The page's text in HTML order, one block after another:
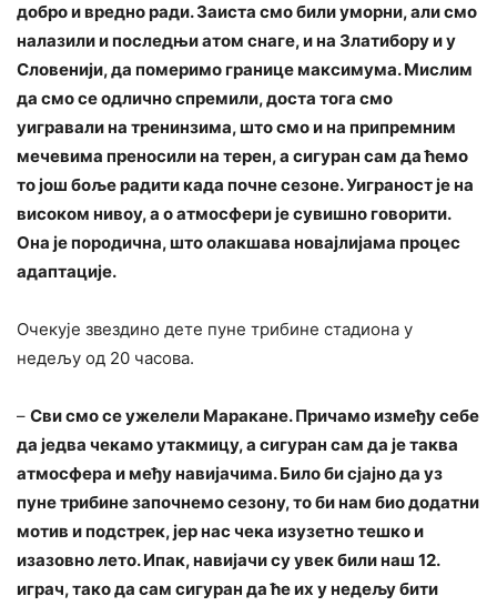
добро и вредно ради. Заиста смо били уморни, али смо
налазили и последњи атом снаге, и на Златибору и у
Словенији, да померимо границе максимума. Мислим
да смо се одлично спремили, доста тога смо
уигравали на тренинзима, што смо и на припремним
мечевима преносили на терен, а сигуран сам да ћемо
то још боље радити када почне сезоне. Уиграност је на
високом нивоу, а о атмосфери је сувишно говорити.
Она је породична, што олакшава новајлијама процес
адаптације.
Очекује звездино дете пуне трибине стадиона у
недељу од 20 часова.
– Сви смо се ужелели Маракане. Причамо између себе
да једва чекамо утакмицу, а сигуран сам да је таква
атмосфера и међу навијачима. Било би сјајно да уз
пуне трибине започнемо сезону, то би нам био додатни
мотив и подстрек, јер нас чека изузетно тешко и
изазовно лето. Ипак, навијачи су увек били наш 12.
играч, тако да сам сигуран да ће их у недељу бити